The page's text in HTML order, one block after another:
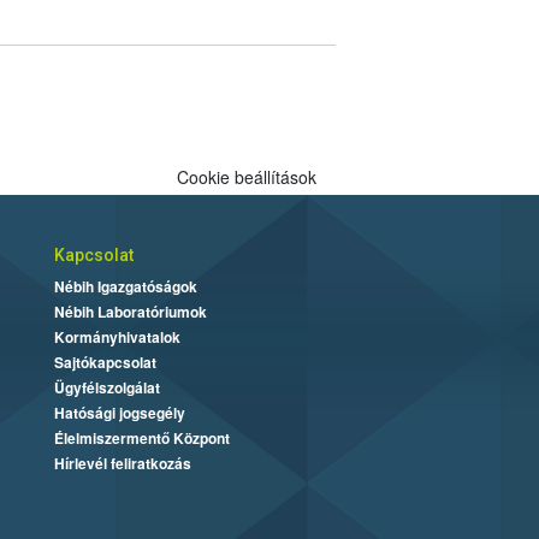
Cookie beállítások
Kapcsolat
Nébih Igazgatóságok
Nébih Laboratóriumok
Kormányhivatalok
Sajtókapcsolat
Ügyfélszolgálat
Hatósági jogsegély
Élelmiszermentő Központ
Hírlevél feliratkozás